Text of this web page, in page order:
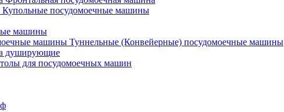
Купольные посудомоечные машины
машины
Туннельные (Конвейерные) посудомоечные машины
душирующие
для посудомоечных машин